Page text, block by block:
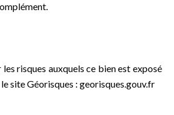
risques auxquels ce bien est exposé
site Géorisques : georisques.gouv.fr